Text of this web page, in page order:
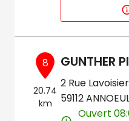
8
20.74
km
GUNTHER
2 Rue Lavoisier
59112
Ouvert